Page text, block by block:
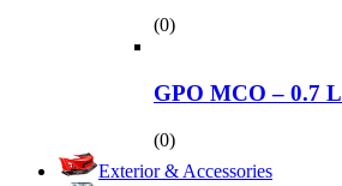
(0)
GPO MCO – 0.7 L
(0)
Exterior & Accessories